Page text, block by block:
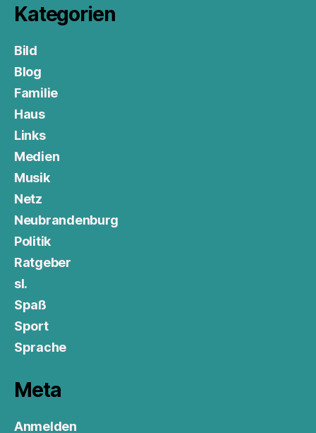
Kategorien
Bild
Blog
Familie
Haus
Links
Medien
Musik
Netz
Neubrandenburg
Politik
Ratgeber
sl.
Spaß
Sport
Sprache
Meta
Anmelden